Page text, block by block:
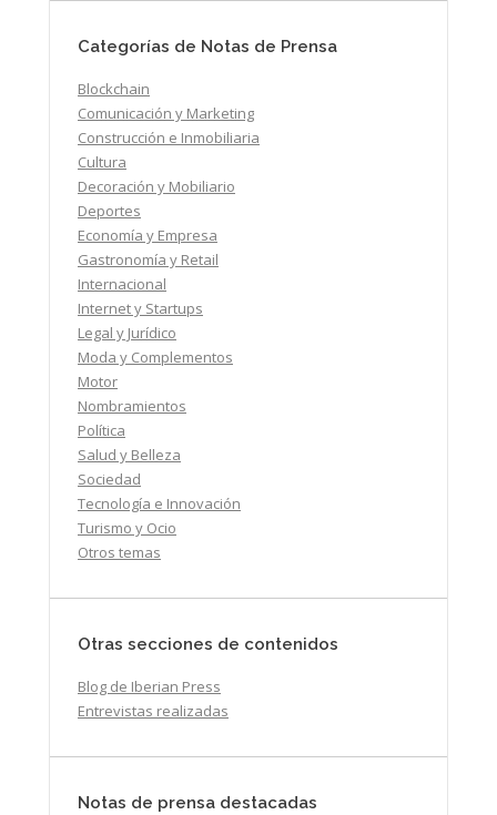
Categorías de Notas de Prensa
Blockchain
Comunicación y Marketing
Construcción e Inmobiliaria
Cultura
Decoración y Mobiliario
Deportes
Economía y Empresa
Gastronomía y Retail
Internacional
Internet y Startups
Legal y Jurídico
Moda y Complementos
Motor
Nombramientos
Política
Salud y Belleza
Sociedad
Tecnología e Innovación
Turismo y Ocio
Otros temas
Otras secciones de contenidos
Blog de Iberian Press
Entrevistas realizadas
Notas de prensa destacadas